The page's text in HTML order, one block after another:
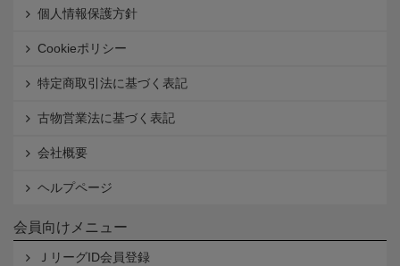
個人情報保護方針
Cookieポリシー
特定商取引法に基づく表記
古物営業法に基づく表記
会社概要
ヘルプページ
会員向けメニュー
ＪリーグID会員登録